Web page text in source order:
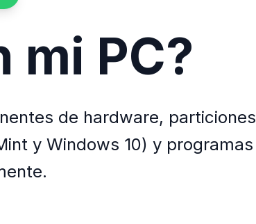
mi PC?
de hardware, particiones
y Windows 10) y programas